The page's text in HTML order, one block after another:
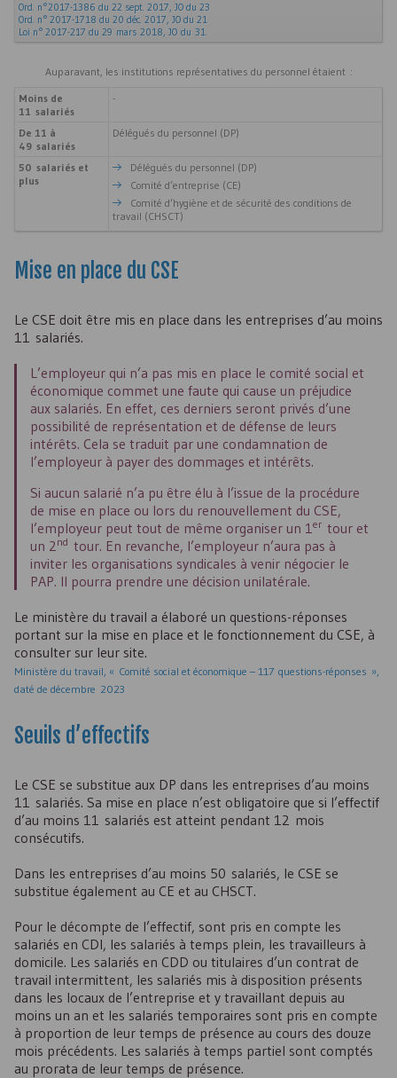
Ord. n°2017-1386 du 22 sept. 2017, JO du 23
Ord. n° 2017-1718 du 20 déc. 2017, JO du 21
Loi n° 2017-217 du 29 mars 2018, JO du 31.
Auparavant, les institutions représentatives du personnel étaient :
Moins de
11 salariés
-
De 11 à
49 salariés
Délégués du personnel (DP)
50 salariés et
plus
Délégués du personnel (DP)
Comité d’entreprise (CE)
Comité d’hygiène et de sécurité des conditions de
travail (CHSCT)
Mise en place du CSE
Le CSE doit être mis en place dans les entreprises d’au moins
11 salariés.
L’employeur qui n’a pas mis en place le comité social et
économique commet une faute qui cause un préjudice
aux salariés. En effet, ces derniers seront privés d’une
possibilité de représentation et de défense de leurs
intérêts. Cela se traduit par une condamnation de
l’employeur à payer des dommages et intérêts.
Si aucun salarié n’a pu être élu à l’issue de la procédure
de mise en place ou lors du renouvellement du CSE,
l’employeur peut tout de même organiser un 1er tour et
un 2nd tour. En revanche, l’employeur n’aura pas à
inviter les organisations syndicales à venir négocier le
PAP. Il pourra prendre une décision unilatérale.
Le ministère du travail a élaboré un questions-réponses
portant sur la mise en place et le fonctionnement du CSE, à
consulter sur leur site.
Ministère du travail, « Comité social et économique – 117 questions-réponses »,
daté de décembre 2023
Seuils d’effectifs
Le CSE se substitue aux DP dans les entreprises d’au moins
11 salariés. Sa mise en place n’est obligatoire que si l’effectif
d’au moins 11 salariés est atteint pendant 12 mois
consécutifs.
Dans les entreprises d’au moins 50 salariés, le CSE se
substitue également au CE et au CHSCT.
Pour le décompte de l’effectif, sont pris en compte les
salariés en CDI, les salariés à temps plein, les travailleurs à
domicile. Les salariés en CDD ou titulaires d’un contrat de
travail intermittent, les salariés mis à disposition présents
dans les locaux de l’entreprise et y travaillant depuis au
moins un an et les salariés temporaires sont pris en compte
à proportion de leur temps de présence au cours des douze
mois précédents. Les salariés à temps partiel sont comptés
au prorata de leur temps de présence.